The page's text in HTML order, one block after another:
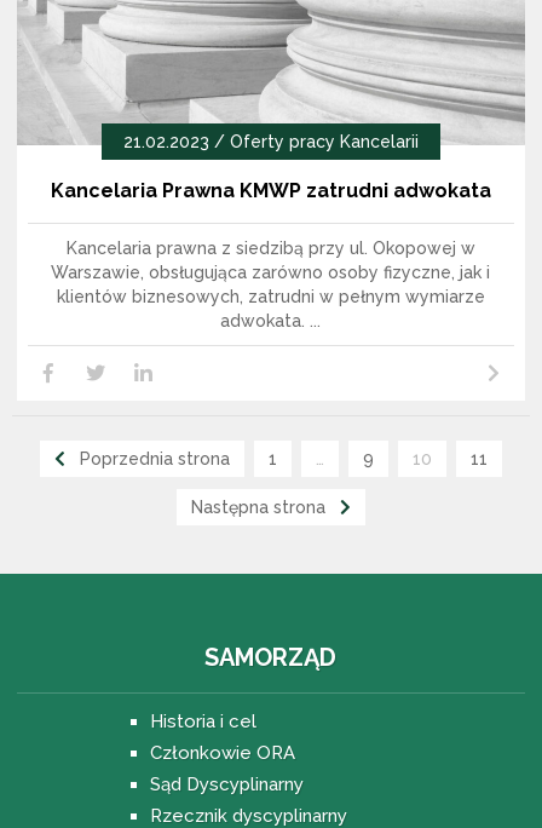
21.02.2023 / Oferty pracy Kancelarii
Kancelaria Prawna KMWP zatrudni adwokata
Kancelaria prawna z siedzibą przy ul. Okopowej w
Warszawie, obsługująca zarówno osoby fizyczne, jak i
klientów biznesowych, zatrudni w pełnym wymiarze
adwokata. ...
Poprzednia strona 1 9 10 11
Następna strona
SAMORZĄD
Historia i cel
Członkowie ORA
Sąd Dyscyplinarny
Rzecznik dyscyplinarny